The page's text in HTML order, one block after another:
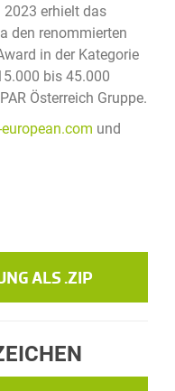
erhielt das
den renommierten
in der Kategorie
bis 45.000
Österreich Gruppe.
und
ALS .ZIP